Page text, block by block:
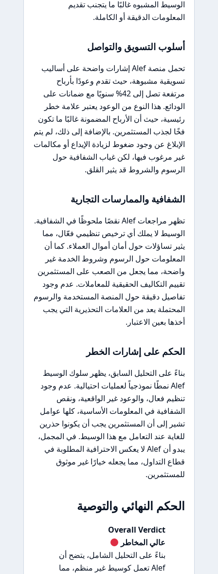
الوسيط المشبوه غالبًا ما يتجنب تقديم
المعلومات الدقيقة أو الكاملة.
أسلوب التسويق والتواصل
تحمل منصة Alef إشارات واضحة على أساليب
تسويقية مشبوهة، حيث تقدم وعودًا بأرباح
مرتفعة تصل إلى 42% سنويًا مع ضمانات على
الودائع. هذا النوع من الوعود يعتبر علامة خطر
رئيسية، حيث أن الأرباح المضمونة غالبًا ما تكون
فخًا لجذب المستثمرين. بالإضافة إلى ذلك، لم يتم
الإبلاغ عن وجود ضغوط لزيادة الإيداع أو مكالمات
غير مرغوب فيها، لكن غياب الشفافية حول
الرسوم والشروط قد يثير القلق.
الشفافية والممارسات التجارية
تظهر مراجعات Alef نقصًا ملحوظًا في الشفافية.
الوسيط لا يملك أي ترخيص تنظيمي فعّال، مما
يثير تساؤلات حول أمان أموال العملاء. كما أن
المعلومات حول الرسوم وشروط الخدمة غير
واضحة، مما يجعل من الصعب على المستثمرين
تقييم التكاليف الحقيقية للمعاملات. عدم وجود
تفاصيل دقيقة حول المنصة المستخدمة والرسوم
المحتملة يعد من العلامات التحذيرية التي يجب
أخذها بعين الاعتبار.
الحكم على إشارات الخطر
بناءً على التحليل السابق، يظهر سلوك الوسيط
Alef نمطًا نموذجياً لعمليات احتيالية. عدم وجود
تنظيم فعال، والوعود غير الواقعية، ونقص
الشفافية في المعلومات الأساسية، كلها عوامل
تشير إلى أن المستثمرين يجب أن يكونوا حذرين
للغاية عند التعامل مع هذا الوسيط. في المجمل،
يبدو أن Alef لا يعكس الاحترافية المطلوبة في
قطاع التداول، مما يجعله خيارًا غير موثوق
للمستثمرين.
الحكم النهائي والتوصية
Overall Verdict
عالي المخاطر
بناءً على التحليل الشامل، يتضح أن
Alef تعمل كوسيط غير منظم، مما